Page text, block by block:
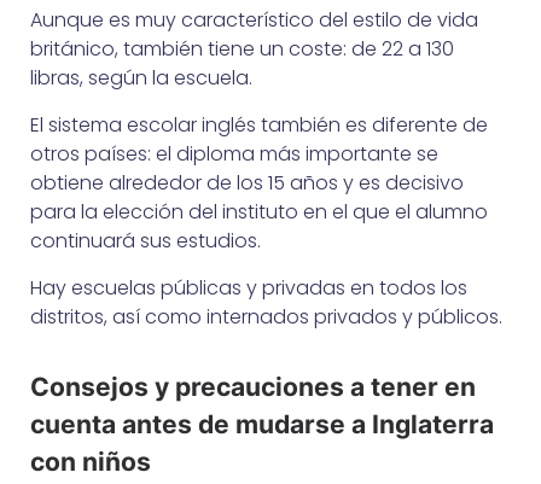
Aunque es muy característico del estilo de vida
británico, también tiene un coste: de 22 a 130
libras, según la escuela.
El sistema escolar inglés también es diferente de
otros países: el diploma más importante se
obtiene alrededor de los 15 años y es decisivo
para la elección del instituto en el que el alumno
continuará sus estudios.
Hay escuelas públicas y privadas en todos los
distritos, así como internados privados y públicos.
Consejos y precauciones a tener en
cuenta antes de mudarse a Inglaterra
con niños